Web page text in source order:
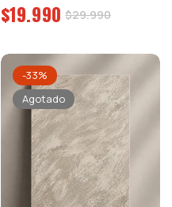
Precio
regular
$19.990 Precio
venta
$29.990
-33%
Agotado